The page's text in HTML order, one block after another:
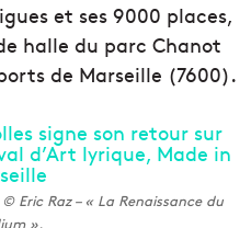
et ses 9000 places,
halle du parc Chanot
de Marseille (7600).
Eric Raz – « La Renaissance du
».